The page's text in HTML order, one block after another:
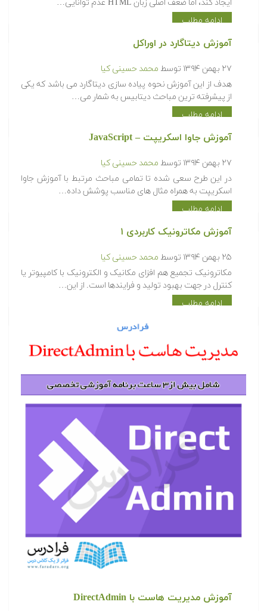
ایجاد کند، اما ضعف اصلی زبان HTML عدم توانایی…
ادامه مطلب
آموزش دیتاگارد در اوراکل
۲۷ بهمن ۱۳۹۴ توسط محمد حسینی کیا
هدف از این آموزش نحوه پیاده سازی دیتاگارد می باشد که یکی
از پیشرفته ترین مباحث دیتابیس به شمار می…
ادامه مطلب
آموزش جاوا اسکریپت – JavaScript
۲۷ بهمن ۱۳۹۴ توسط محمد حسینی کیا
در این طرح سعی شده تا تمامی مباحث مرتبط با آموزش جاوا
اسکریپت به همراه مثال های مناسب پوشش داده…
ادامه مطلب
آموزش مکاترونیک کاربردی ۱
۲۵ بهمن ۱۳۹۴ توسط محمد حسینی کیا
مکاترونیک تجمیع هم افزای مکانیک و الکترونیک با کامپیوتر یا
کنترل در جهت بهبود تولید و فرایندها است. از این…
ادامه مطلب
آموزش مدیریت هاست با DirectAdmin